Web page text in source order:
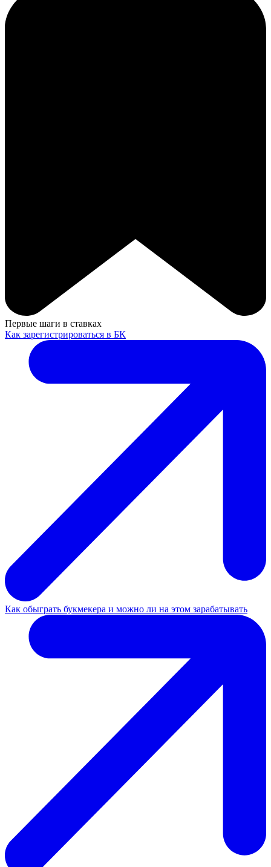
Первые шаги в ставках
Как зарегистрироваться в БК
Как обыграть букмекера и можно ли на этом зарабатывать